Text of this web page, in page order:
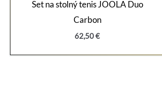
Set na stolný tenis JOOLA Duo
Carbon
62,50€